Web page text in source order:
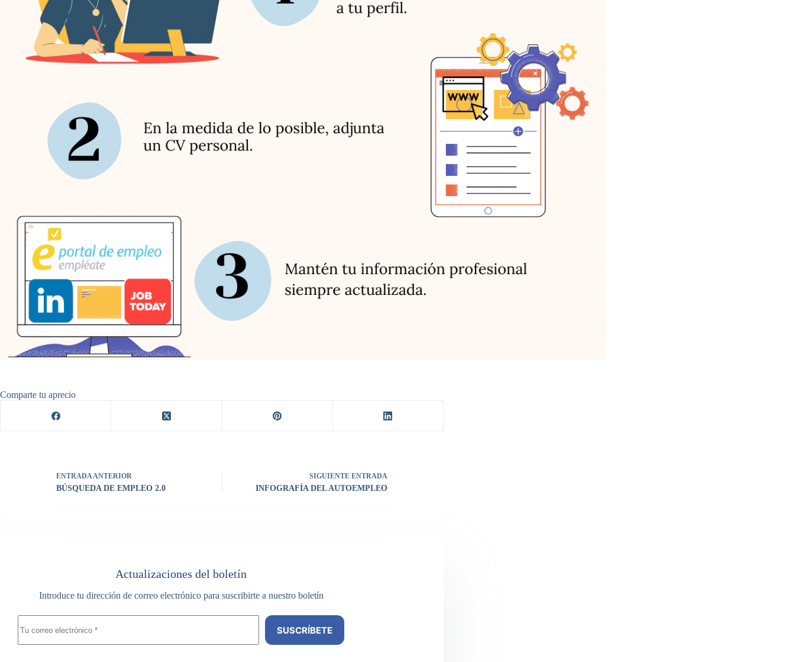
Comparte tu aprecio
ENTRADA ANTERIOR
BÚSQUEDA DE EMPLEO 2.0
SIGUIENTE ENTRADA
INFOGRAFÍA DEL AUTOEMPLEO
Actualizaciones del boletín
Introduce tu dirección de correo electrónico para suscribirte a nuestro boletín
SUSCRÍBETE